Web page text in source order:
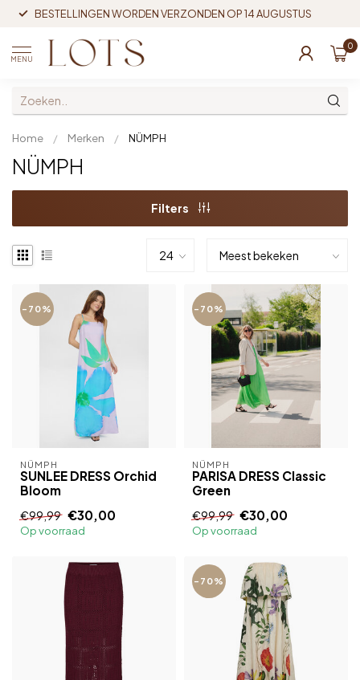
BESTELLINGEN WORDEN VERZONDEN OP 14 AUGUSTUS
MENU
0
Home / Merken / NÜMPH
NÜMPH
Filters
-70%
NÜMPH
SUNLEE DRESS Orchid
Bloom
€99,99 €30,00
Op voorraad
-70%
NÜMPH
PARISA DRESS Classic
Green
€99,99 €30,00
Op voorraad
-70%